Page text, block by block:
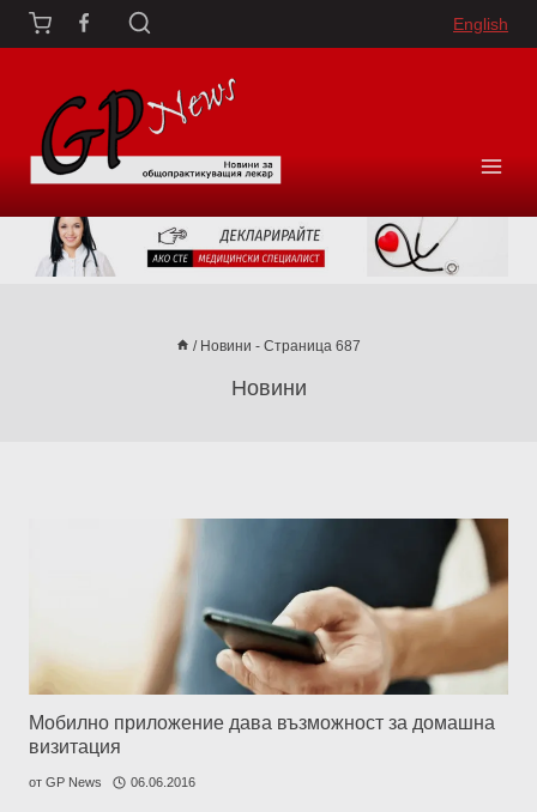
Към
съдържанието
English
/ Новини - Страница 687
Новини
Мобилно приложение дава възможност за домашна
визитация
от GP News 06.06.2016